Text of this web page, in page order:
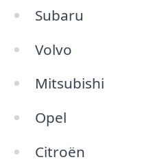
Subaru
Volvo
Mitsubishi
Opel
Citroën